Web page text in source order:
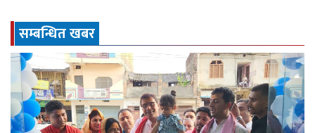
सम्बन्धित खबर